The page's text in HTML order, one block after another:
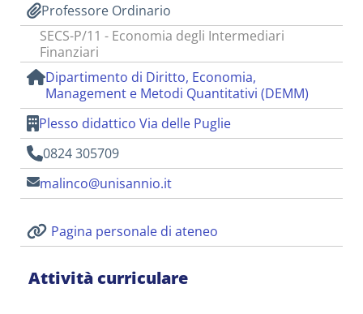
Professore Ordinario
SECS-P/11 - Economia degli Intermediari
Finanziari
Dipartimento di Diritto, Economia,
Management e Metodi Quantitativi (DEMM)
Plesso didattico Via delle Puglie
0824 305709
malinco@unisannio.it
Pagina personale di ateneo
Attività curriculare